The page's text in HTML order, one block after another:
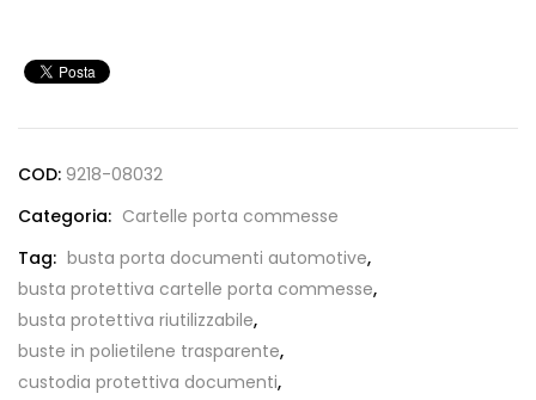
COD: 9218-08032
Categoria: Cartelle porta commesse
Tag: busta porta documenti automotive,
busta protettiva cartelle porta commesse,
busta protettiva riutilizzabile,
buste in polietilene trasparente,
custodia protettiva documenti,